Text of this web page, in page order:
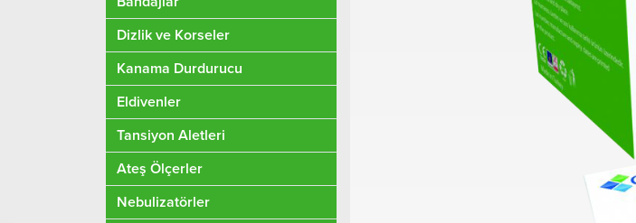
Dizlik ve Korseler
Kanama Durdurucu
Eldivenler
Tansiyon Aletleri
Ateş Ölçerler
Nebulizatörler